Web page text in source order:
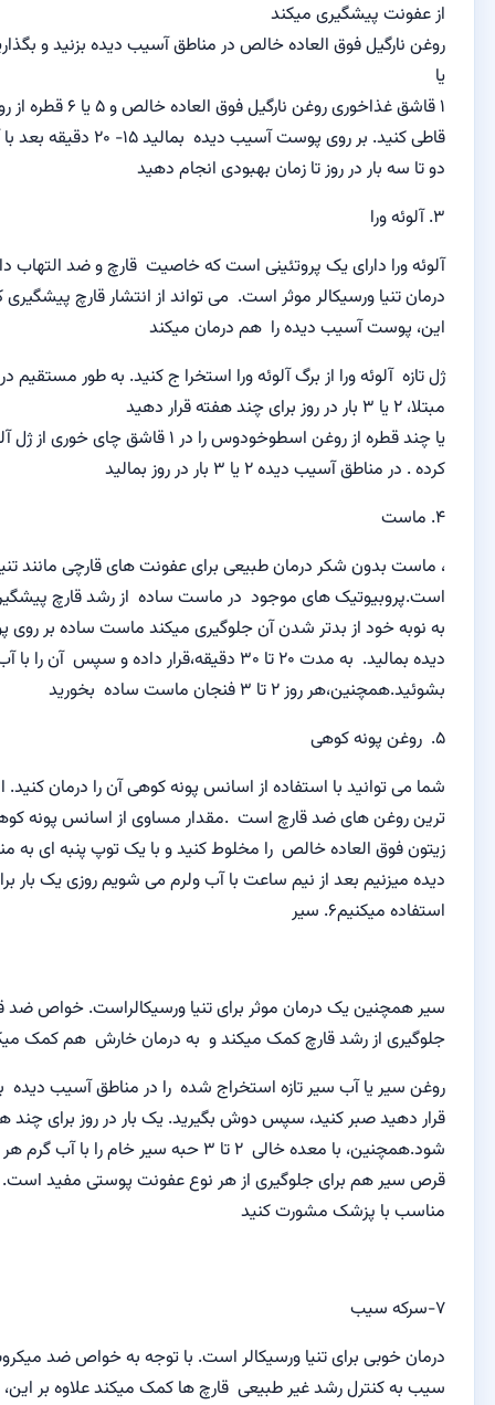
میکند
العاده خالصدرمناطق آسیب دیدهبزنید و بگذارید خشک شود
روغن نارگیلفوق العاده خالصو ۵ یا ۶ قطره از روغن دارچین را
روی پوست آسیب دیده بمالید
۱۵- ۲۰ دقیقه بعد با آب گرم بشوئید
روز تا زمان بهبودی انجام دهید
پروتئینی است که خاصیتقارچو ضد التهابدارد که برای
موثر است. می تواند از انتشار قارچ پیشگیری کند. علاوه بر
دیده را هم درمان میکند
برگ آلوئه ورا استخرا ج کنید.به طور مستقیم درمناطقپوست
بار در روزبرای چند هفته قرار دهید
روغن اسطوخودوس را در ۱ قاشق چای خوری از ژل آلوئه ورا مخلوط
آسیب دیده۲ یا ۳ بار در روز بمالید
درمان طبیعی برایعفونت های قارچیمانندتنیا ورسیکالر
های موجوددرماست ساده از رشد قارچپیشگیری میکند.این
بدتر شدن آن جلوگیری میکندماست ساده بر روی پوست آسیب
به مدت۲۰ تا ۳۰ دقیقه ،قرار داده و سپسآن را باآب گرم
،هر روز۲ تا ۳ فنجانماست ساده بخورید
با استفاده از اسانسپونه کوهی آن را درمان کنید.این یکی ازقوی
ضد قارچ است .مقدار مساوی ازاسانسپونه کوهیو روغن
خالصرا مخلوط کنید و با یک توپ پنبه ای به مناطق آسیب
از نیم ساعت با آب ولرم می شویم روزی یک بار برای چند هفته
سیر
یک درمان موثر برایتنیا ورسیکالراست.خواصضد قارچ آن به
قارچ کمک میکند و به درمانخارشهم کمک میکند
آب سیرتازهاستخراج شدهرادر مناطق آسیب دیدهبمدت
۲۰ دقیقه
، سپسدوش بگیرید .یک بار در روز برای چند هفتهتوصیه می
با معده خالی ۲ تا ۳ حبهسیر خام را با آب گرمهر روز بخورید.
برای جلوگیری ازهر نوععفونت پوستی مفید است. برایدوز
مشورت کنید
تنیا ورسیکالراست. با توجه بهخواص ضد میکروبیآن،سرکه
رشد غیر طبیعی قارچ ها کمک میکند علاوه بر این، از عفونت